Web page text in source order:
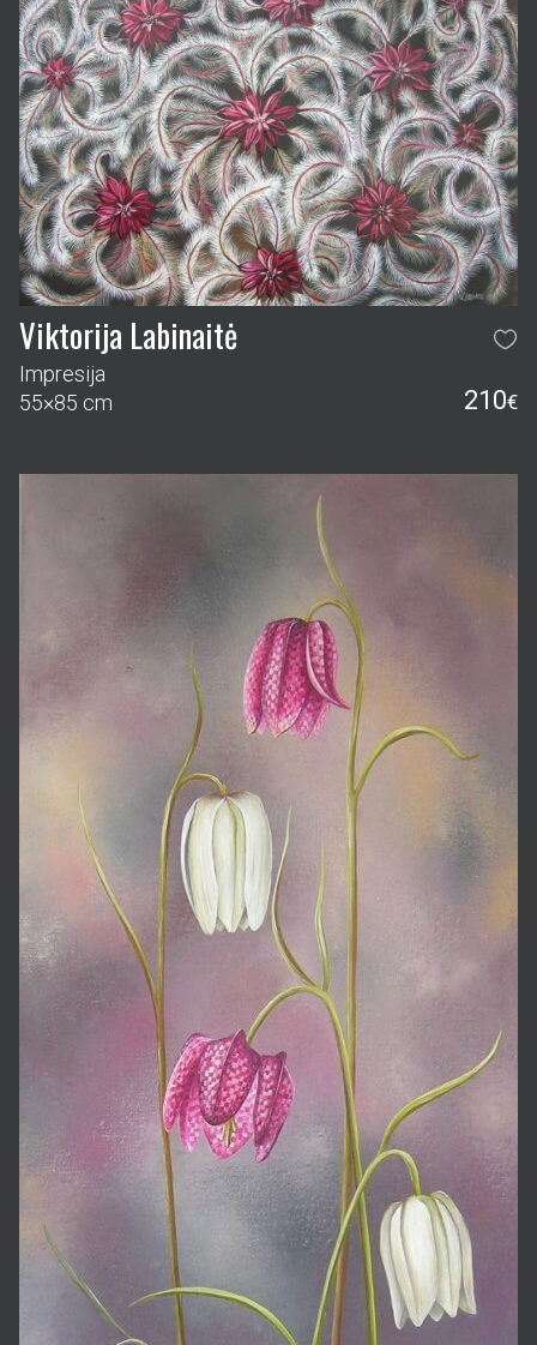
Viktorija Labinaitė
Impresija
55×85 cm
210€